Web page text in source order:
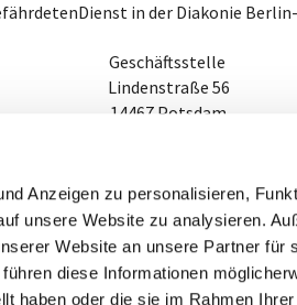
Anzeigen zu personalisieren,
unsere Website zu analysieren.
Website an unsere Partner für
diese Informationen
haben oder die sie im Rahmen
in der Diakonie
Geschäftsstelle
Lindenstraße 56
14467 Potsdam
Ansprechpartner in
Hans Tonne und Pfarrer Kübler